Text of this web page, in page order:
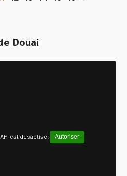
Douai
est désactivé. Autoriser